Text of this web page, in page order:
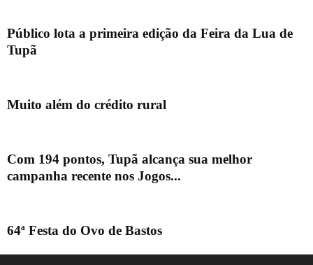
Público lota a primeira edição da Feira da Lua de
Tupã
Muito além do crédito rural
Com 194 pontos, Tupã alcança sua melhor
campanha recente nos Jogos...
64ª Festa do Ovo de Bastos